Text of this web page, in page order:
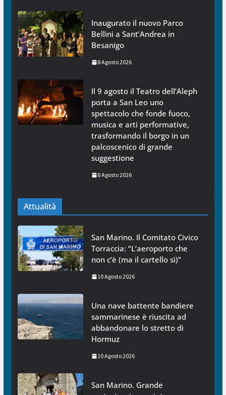
Inaugurato il nuovo Parco
Bellini a Sant’Andrea in
Besanigo
8 Agosto 2026
Il 9 agosto il Teatro dell’Aleph
porta a San Leo uno
spettacolo che fonde fuoco,
musica e arti performative,
trasformando il borgo in un
palcoscenico di grande
suggestione
8 Agosto 2026
Attualità
San Marino. Il Comitato Civico
Torraccia: “L’aeroporto che
non c’è (ma il cartello sì)”
10 Agosto 2026
Una nave battente bandiere
sammarinese è riuscita ad
abbandonare lo stretto di
Hormuz
10 Agosto 2026
San Marino. Grande